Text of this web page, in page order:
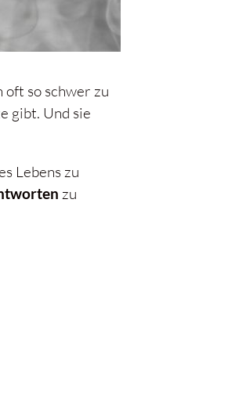
oft so schwer zu
gibt. Und sie
Lebens zu
zu